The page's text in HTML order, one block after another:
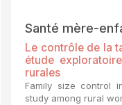
Santé mère-
Le contrôle de la
étude
rurales
Family size control
study among rural